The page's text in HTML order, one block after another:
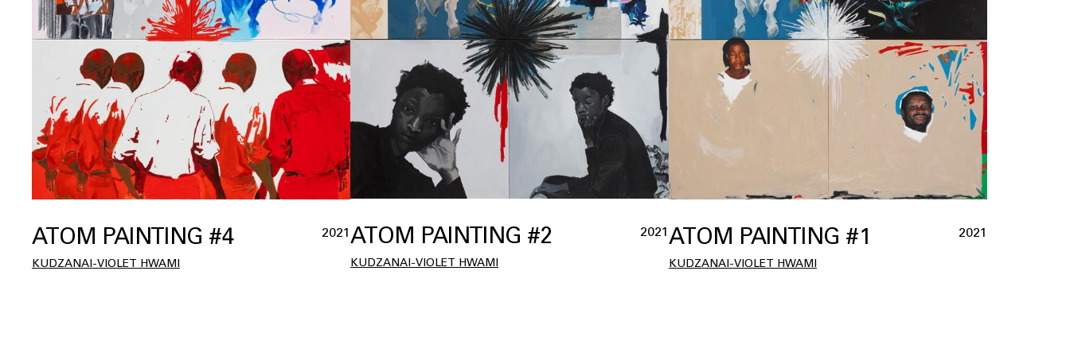
ATOM PAINTING #4 2021
KUDZANAI-VIOLET HWAMI
ATOM PAINTING #2 2021
KUDZANAI-VIOLET HWAMI
ATOM PAINTING #1 2021
KUDZANAI-VIOLET HWAMI